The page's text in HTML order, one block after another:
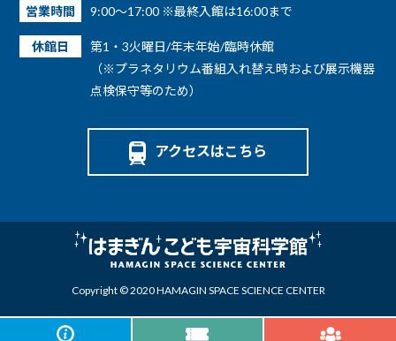
営業時間 9:00～17:00 ※最終入館は16:00まで
休館日
第1・3火曜日/年末年始/臨時休館
（※プラネタリウム番組入れ替え時および展示機器
点検保守等のため）
アクセスはこちら
Copyright © 2020 HAMAGIN SPACE SCIENCE CENTER